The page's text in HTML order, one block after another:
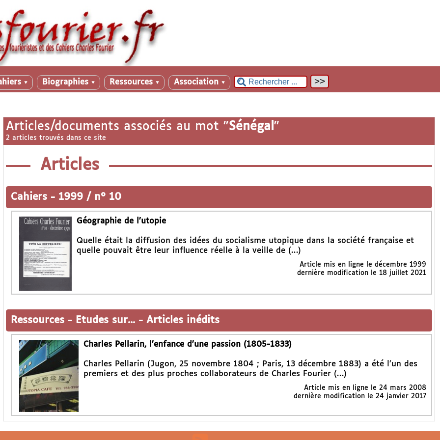
▼ Biographies ▼ Ressources ▼ Association ▼
Articles/documents associés au mot "Sénégal "
2 articles trouvés dans ce site
Articles
Cahiers - 1999 / n° 10
Géographie de l’utopie
Quelle était la diffusion des idées du socialisme utopique dans la société française et
quelle pouvait être leur influence réelle à la veille de (…)
Article mis en ligne le décembre 1999
dernière modification le 18 juillet 2021
Ressources - Etudes sur... - Articles inédits
Charles Pellarin, l’enfance d’une passion (1805-1833)
Charles Pellarin (Jugon, 25 novembre 1804 ; Paris, 13 décembre 1883) a été l’un des
premiers et des plus proches collaborateurs de Charles Fourier (…)
Article mis en ligne le 24 mars 2008
dernière modification le 24 janvier 2017